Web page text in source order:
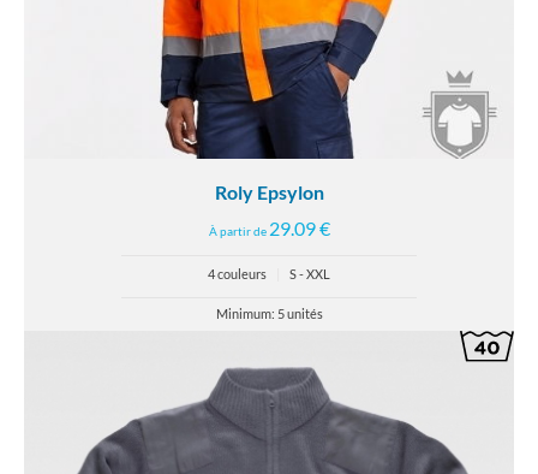
Roly Epsylon
À partir de 29.09 €
4 couleurs S - XXL
Minimum: 5 unités